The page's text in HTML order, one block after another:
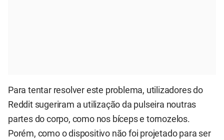
Para tentar resolver este problema, utilizadores do
Reddit sugeriram a utilização da pulseira noutras
partes do corpo, como nos bíceps e tornozelos.
Porém, como o dispositivo não foi projetado para ser